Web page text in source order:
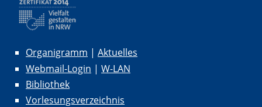
Organigramm | Aktuelles
Webmail-Login | W-LAN
Bibliothek
Vorlesungsverzeichnis